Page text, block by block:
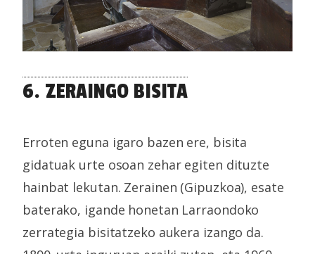
irakurri
6. ZERAINGO BISITA
Erroten eguna igaro bazen ere, bisita
gidatuak urte osoan zehar egiten dituzte
hainbat lekutan. Zerainen (Gipuzkoa), esate
baterako, igande honetan Larraondoko
zerrategia bisitatzeko aukera izango da.